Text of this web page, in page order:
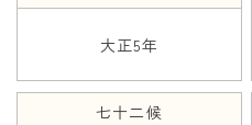
年齢と学年
年齢・干支
大正5年
七十二候